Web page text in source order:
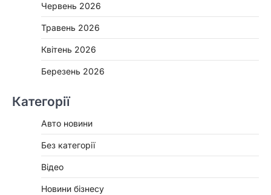
Червень 2026
Травень 2026
Квітень 2026
Березень 2026
Категорії
Авто новини
Без категорії
Відео
Новини бізнесу